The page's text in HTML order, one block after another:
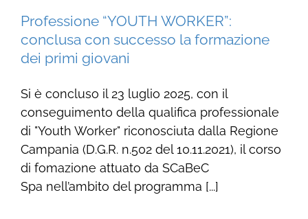
Professione “YOUTH WORKER”:
conclusa con successo la formazione
dei primi giovani
Si è concluso il 23 luglio 2025, con il
conseguimento della qualifica professionale
di "Youth Worker" riconosciuta dalla Regione
Campania (D.G.R. n.502 del 10.11.2021), il corso
di fomazione attuato da SCaBeC
Spa nell’ambito del programma [...]